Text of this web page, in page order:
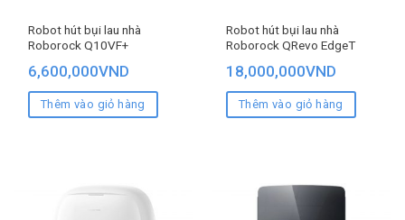
Robot hút bụi lau nhà
Roborock Q10VF+
6,600,000VND
Thêm vào giỏ hàng
Robot hút bụi lau nhà
Roborock QRevo EdgeT
18,000,000VND
Thêm vào giỏ hàng